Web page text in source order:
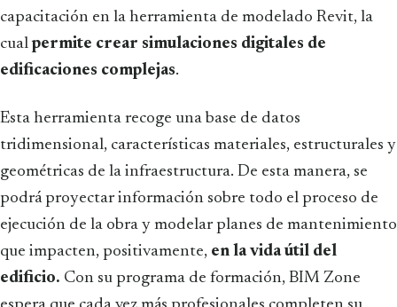
capacitación en la herramienta de modelado Revit, la
cualpermite crear simulaciones digitales de
edificaciones complejas.
Esta herramienta recoge una base de datos
tridimensional, características materiales, estructurales y
geométricas de la infraestructura. De esta manera, se
podrá proyectar información sobre todo el proceso de
ejecución de la obra y modelar planes de mantenimiento
que impacten, positivamente, en la vida útil del
edificio. Con su programa de formación, BIM Zone